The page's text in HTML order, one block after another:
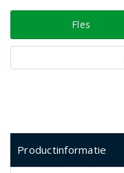
Fles
Productinformatie